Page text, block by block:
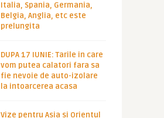
Italia, Spania, Germania,
Belgia, Anglia, etc este
prelungita
DUPA 17 IUNIE: Tarile in care
vom putea calatori fara sa
fie nevoie de auto-izolare
la intoarcerea acasa
Vize pentru Asia si Orientul